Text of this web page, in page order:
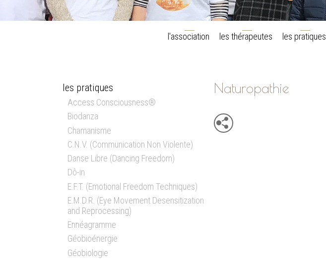
l'association les thérapeutes les pratiques
les pratiques
Access Consciousness®
Biodanza
Chamanisme
C.N.V. (Communication Non Violente)
Danse Libre (Dancing Freedom)
Dô-in
E.F.T. (Emotional Freedom Techniques)
E.M.D.R. (Eye Movement Desensitization
and Reprocessing)
Ennéagramme
Géobioénergie
Géobiologie
Naturopathie